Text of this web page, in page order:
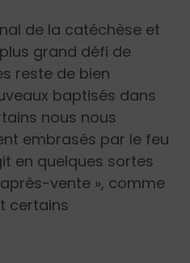
de la catéchèse et
grand défi de
reste de bien
baptisés dans
nous nous
embrasés par le feu
en quelques sortes
vente », comme
certains